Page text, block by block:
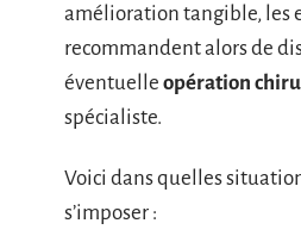
amélioration tangible, les
recommandent alors de
éventuelle opération
spécialiste.
Voici dans quelles
s’imposer :